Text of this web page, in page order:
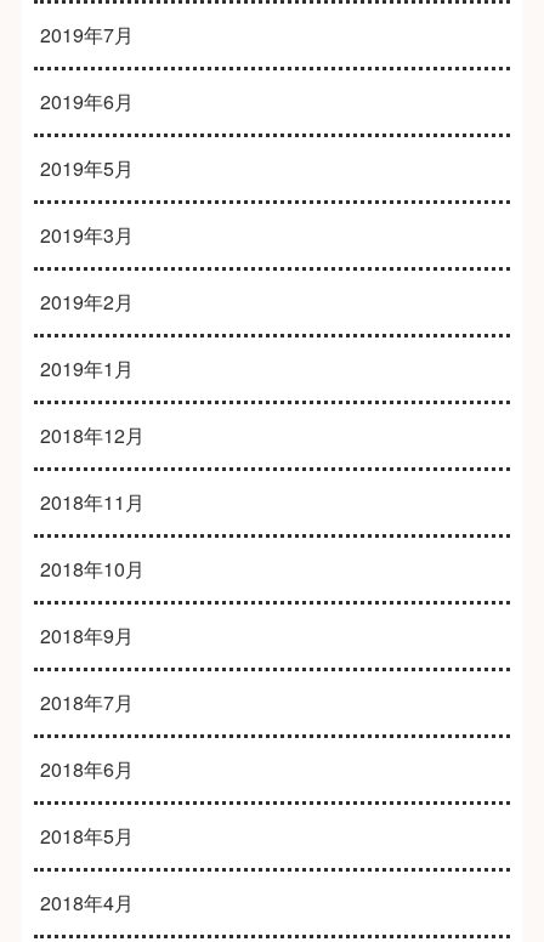
2019年7月
2019年6月
2019年5月
2019年3月
2019年2月
2019年1月
2018年12月
2018年11月
2018年10月
2018年9月
2018年7月
2018年6月
2018年5月
2018年4月